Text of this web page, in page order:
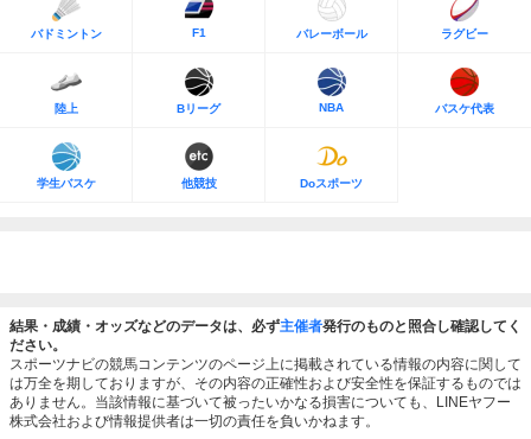
バドミントン F1 バレーボール ラグビー
陸上 Bリーグ NBA バスケ代表
学生バスケ 他競技 Doスポーツ
結果・成績・オッズなどのデータは、必ず主催者発行のものと照合し確認してく
ださい。
スポーツナビの競馬コンテンツのページ上に掲載されている情報の内容に関して
は万全を期しておりますが、その内容の正確性および安全性を保証するものでは
ありません。当該情報に基づいて被ったいかなる損害についても、LINEヤフー
株式会社および情報提供者は一切の責任を負いかねます。